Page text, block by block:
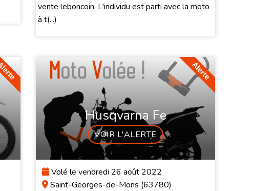
vente leboncoin. L'individu est parti avec la moto
à t(...)
Husqvarna Fe
VOIR L'ALERTE
Volé le vendredi 26 août 2022
Saint-Georges-de-Mons (63780)